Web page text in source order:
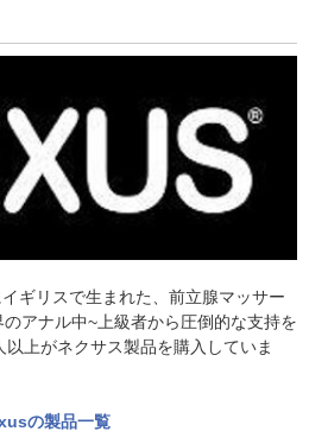
ギリスで生まれた、前立腺マッサー
アナル中~上級者から圧倒的な支持を
上がネクサス製品を購入していま
の製品一覧